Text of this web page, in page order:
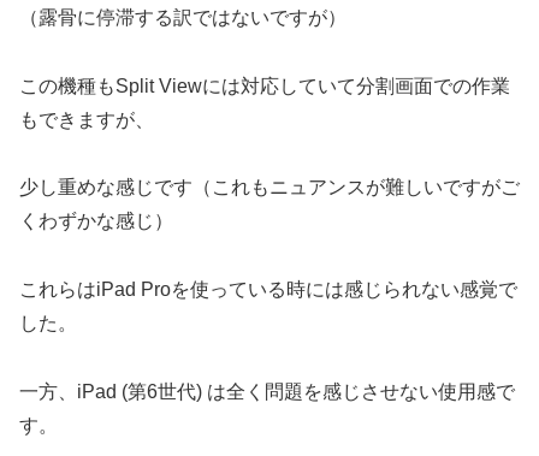
（露骨に停滞する訳ではないですが）
この機種もSplit Viewには対応していて分割画面での作業
もできますが、
少し重めな感じです（これもニュアンスが難しいですがご
くわずかな感じ）
これらはiPad Proを使っている時には感じられない感覚で
した。
一方、iPad (第6世代) は全く問題を感じさせない使用感で
す。